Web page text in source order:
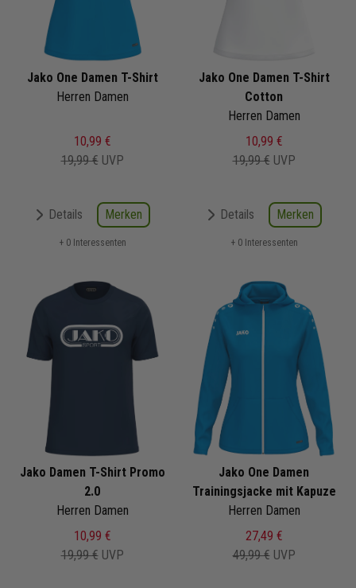
Jako One Damen T-Shirt
Herren Damen
10,99 €
19,99 € UVP
Details Merken
+ 0 Interessenten
Jako One Damen T-Shirt
Cotton
Herren Damen
10,99 €
19,99 € UVP
Details Merken
+ 0 Interessenten
Jako Damen T-Shirt Promo
2.0
Herren Damen
10,99 €
19,99 € UVP
Jako One Damen
Trainingsjacke mit Kapuze
Herren Damen
27,49 €
49,99 € UVP